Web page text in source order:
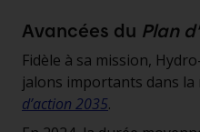
Avancées du Plan
Fidèle à sa mission,
jalons importants dans
d’action 2035.